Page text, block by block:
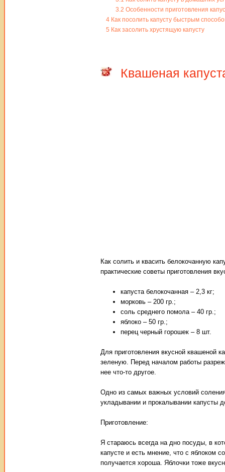
3.2 Особенности приготовления
4 Как посолить капусту быстрым
5 Как засолить хрустящую капусту
Квашеная
Как солить и квасить белокочанную
практические советы приготовления
капуста белокочанная – 2,3 кг;
морковь – 200 гр.;
соль среднего помола – 40 гр.;
яблоко – 50 гр.;
перец черный горошек – 8 шт.
Для приготовления вкусной квашеной
зеленую. Перед началом работы
нее что-то другое.
Одно из самых важных условий
укладывании и прокалывании капусты
Приготовление:
Я стараюсь всегда на дно посуды, в
капусте и есть мнение, что с яблоком
получается хороша. Яблочки тоже